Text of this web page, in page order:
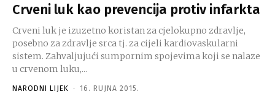
Crveni luk kao prevencija protiv infarkta
Crveni luk je izuzetno koristan za cjelokupno zdravlje,
posebno za zdravlje srca tj. za cijeli kardiovaskularni
sistem. Zahvaljujući sumpornim spojevima koji se nalaze
u crvenom luku,...
NARODNI LIJEK - 16. RUJNA 2015.